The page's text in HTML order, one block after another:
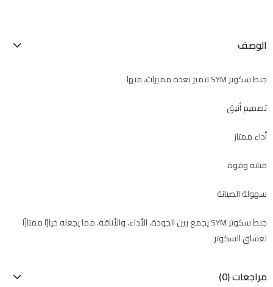
الوصف
جنط سكوتر SYM تتميز بعدة مميزات، منها
تصميم أنيق
أداء ممتاز
متانة وقوة
سهولة الصيانة
جنط سكوتر SYM يجمع بين الجودة، الأداء، والأناقة، مما يجعله خيارًا ممتازًا
لعشاق السكوتر
مراجعات (0)